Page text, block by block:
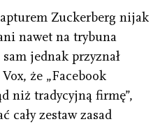
Zuckerberg nijak
nawet na trybuna
jednak przyznał
że „Facebook
niż tradycyjną firmę”,
cały zestaw zasad